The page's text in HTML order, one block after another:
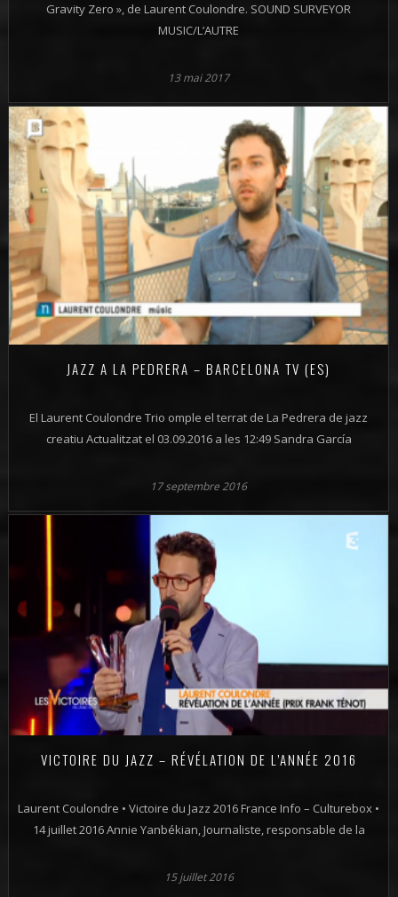
Gravity Zero », de Laurent Coulondre. SOUND SURVEYOR
MUSIC/L’AUTRE
13 mai 2017
JAZZ A LA PEDRERA – BARCELONA TV (ES)
El Laurent Coulondre Trio omple el terrat de La Pedrera de jazz
creatiu Actualitzat el 03.09.2016 a les 12:49 Sandra García
17 septembre 2016
VICTOIRE DU JAZZ – RÉVÉLATION DE L’ANNÉE 2016
Laurent Coulondre • Victoire du Jazz 2016 France Info – Culturebox •
14 juillet 2016 Annie Yanbékian, Journaliste, responsable de la
15 juillet 2016